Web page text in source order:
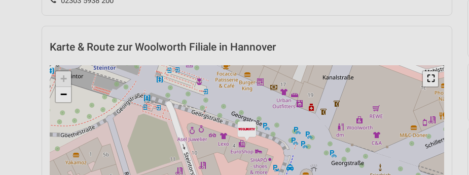
Karte & Route zur Woolworth Filiale in Hannover
⛶
+
−